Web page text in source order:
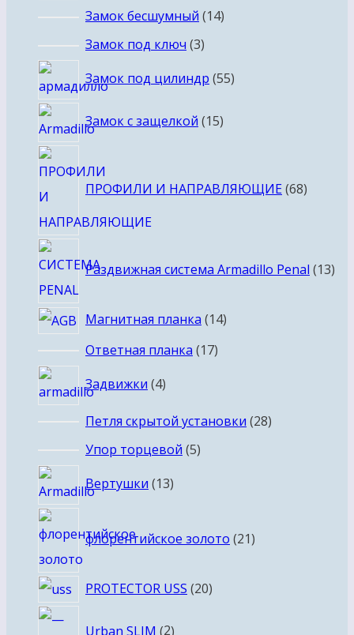
товаров
Замок бесшумный 1414
Замок под ключ 33
Замок под цилиндр 5555
Замок с защелкой 1515
ПРОФИЛИ И НАПРАВЛЯЮЩИЕ 68
Раздвижная система Armadillo Penal 13
Магнитная планка 1414
Ответная планка 1717
Задвижки 44
Петля скрытой установки 2828
Упор торцевой 55
Вертушки 1313
флорентийское золото 21товар
PROTECTOR USS 2020
Urban SLIM 2